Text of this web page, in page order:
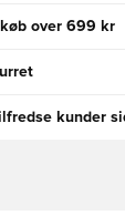
over 699 kr
kunder